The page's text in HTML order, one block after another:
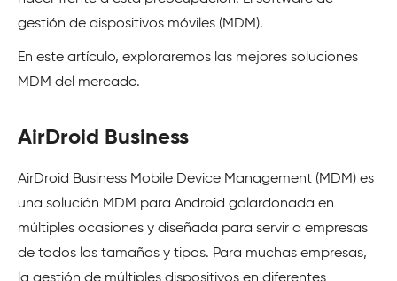
gestión de dispositivos móviles (MDM).
En este artículo, exploraremos las mejores soluciones
MDM del mercado.
AirDroid Business
AirDroid Business Mobile Device Management (MDM) es
una solución MDM para Android galardonada en
múltiples ocasiones y diseñada para servir a empresas
de todos los tamaños y tipos. Para muchas empresas,